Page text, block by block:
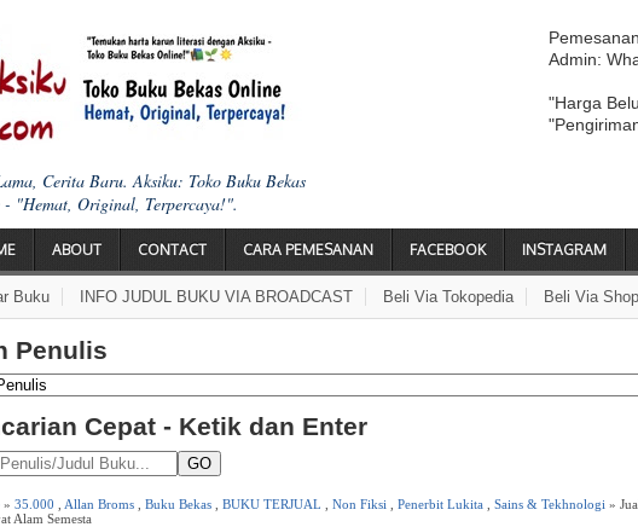
Cerita Baru. Aksiku: Toko Buku Bekas
- "Hemat, Original, Terpercaya!".
Admin:
"Harga
ABOUT CONTACT CARA PEMESANAN FACEBOOK INSTAGRAM
Buku INFO JUDUL BUKU VIA BROADCAST Beli Via Tokopedia Beli Via
Penulis
Cepat - Ketik dan Enter
GO
» 35.000 Allan Broms Buku Bekas BUKU TERJUAL Non Fiksi Penerbit Lukita Sains & Tekhnologi »
Alam Semesta